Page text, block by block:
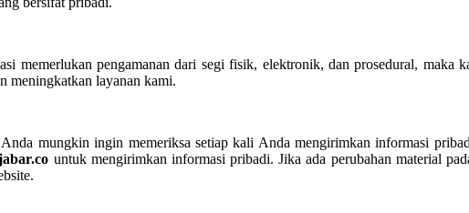
memerlukan pengamanan dari segi fisik, elektronik, dan prosedural, maka
meningkatkan layanan kami.
mungkin ingin memeriksa setiap kali Anda mengirimkan informasi
untuk mengirimkan informasi pribadi. Jika ada perubahan material